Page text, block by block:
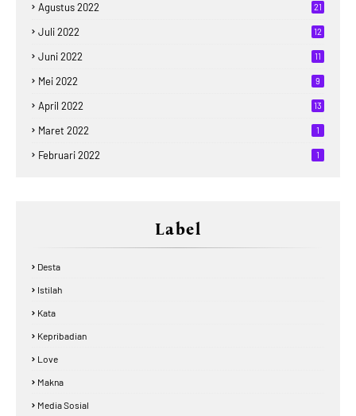
Agustus 2022 21
Juli 2022 12
Juni 2022 11
Mei 2022 9
April 2022 13
Maret 2022 1
Februari 2022 1
Label
Desta
Istilah
Kata
Kepribadian
Love
Makna
Media Sosial